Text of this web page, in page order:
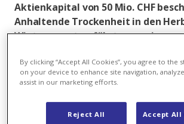
Aktienkapital von 50 Mio. CHF
Anhaltende Trockenheit in den
Wintermonaten führten zu einer
Die Jahresproduktion der KWI
Berichtsjahr (1. Oktober 2015 – 30.
mit 252,7 Mio. kWh. 96,2% des
was gegenüber dem Vorjahr einer
By clicking “Accept All Cookies”, you agree to the
on your device to enhance site navigation,
assist in our marketing efforts.
Reject All Accept All